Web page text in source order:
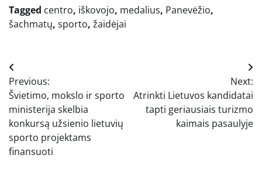
Tagged centro, iškovojo, medalius, Panevėžio,
šachmatų, sporto, žaidėjai
Navigacija
tarp
įrašų
Previous:
Švietimo, mokslo ir sporto
ministerija skelbia
konkursą užsienio lietuvių
sporto projektams
finansuoti
Next:
Atrinkti Lietuvos kandidatai
tapti geriausiais turizmo
kaimais pasaulyje